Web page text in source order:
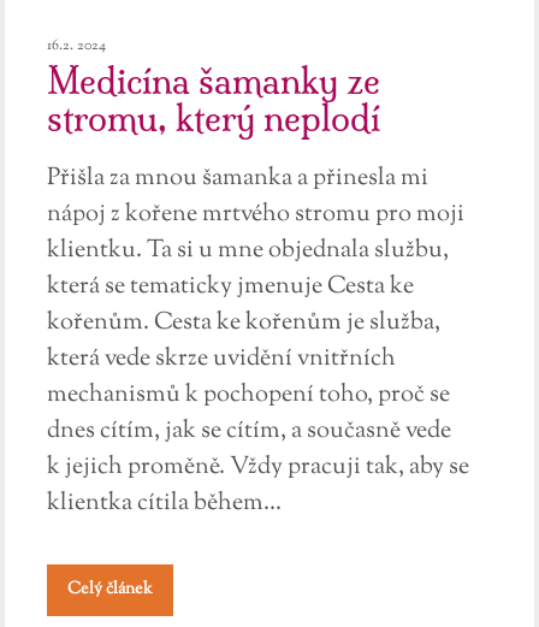
16.2. 2024
Medicína šamanky ze
stromu, který neplodí
Přišla za mnou šamanka a přinesla mi
nápoj z kořene mrtvého stromu pro moji
klientku. Ta si u mne objednala službu,
která se tematicky jmenuje Cesta ke
kořenům. Cesta ke kořenům je služba,
která vede skrze uvidění vnitřních
mechanismů k pochopení toho, proč se
dnes cítím, jak se cítím, a současně vede
k jejich proměně. Vždy pracuji tak, aby se
klientka cítila během...
Celý článek